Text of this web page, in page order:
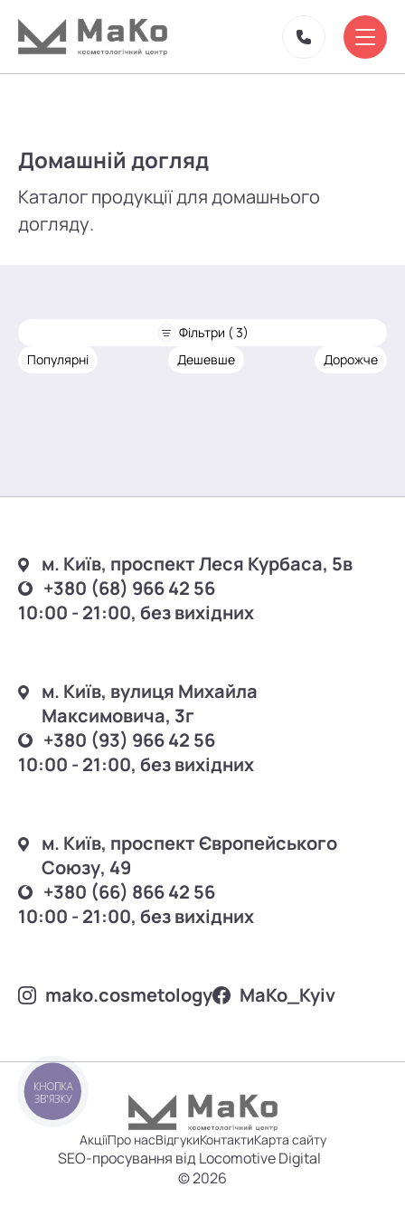
Домашній догляд
Каталог продукції для домашнього
догляду.
Фільтри ( 3)
Популярні
Дешевше Дорожче
м. Київ, проспект Леся Курбаса, 5в
+380 (68) 966 42 56
10:00 - 21:00, без вихідних
м. Київ, вулиця Михайла
Максимовича, 3г
+380 (93) 966 42 56
10:00 - 21:00, без вихідних
м. Київ, проспект Європейського
Союзу, 49
+380 (66) 866 42 56
10:00 - 21:00, без вихідних
mako.cosmetology MаKo_Kyiv
АкціїПро насВідгукиКонтактиКарта сайту
SEO-просування від Locomotive Digital
© 2026
КНОПКА
ЗВ'ЯЗКУ